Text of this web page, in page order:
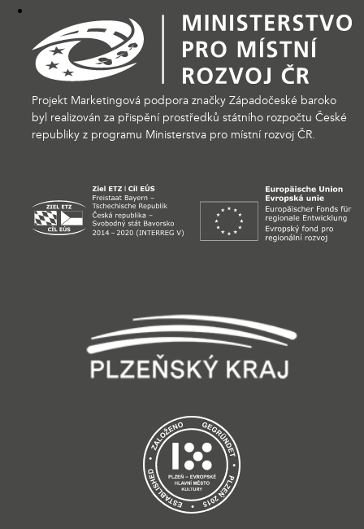
Projekt Marketingová podpora značky Západočeské baroko
byl realizován za přispění prostředků státního rozpočtu České
republiky z programu Ministerstva pro místní rozvoj ČR.